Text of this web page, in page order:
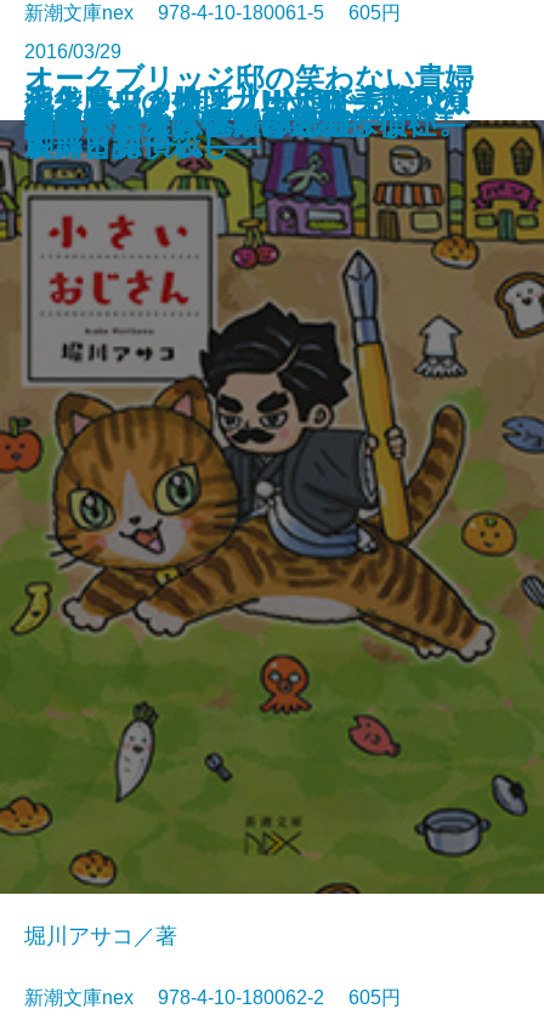
池袋カジノ特区 UNOで七億取り
返せ同盟 II―グラン・コン編―
青の数学
王の厨房―僕僕先生 零―
ハルコナ
砕け散るところを見せてあげる
オークブリッジ邸の笑わない貴婦
人2―後輩メイドと窓下のお嬢様
―
御手洗潔の追憶
生存賭博
スクールカースト殺人教室
トリモノート
新潮文庫nex 978-4-10-180061-5 605円
2016/03/29
小さいおじさん
堀川アサコ／著
新潮文庫nex 978-4-10-180062-2 605円
渦森今日子は宇宙に期待しない。
シャーロック・ノートII―試験と
古典と探偵殺し―
天久鷹央の推理カルテIV―悲恋の
シンドローム―
謎好き乙女と偽りの恋心
誘拐サーカス―大神兄弟探偵社―
汚れた赤を恋と呼ぶんだ
月桃夜
恋よりブタカン！～池谷美咲の演
劇部日誌～
創薬探偵から祝福を